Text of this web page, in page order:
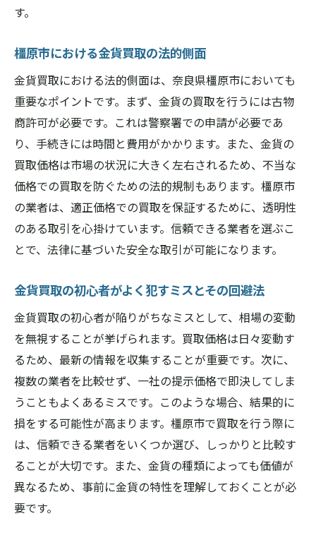
体験談をもとにしたアドバイス集
成功者に学ぶ金貨買取の心構え
失敗を防ぐための具体的な方法
す。
橿原市における金貨買取の法的側面
金貨買取における法的側面は、奈良県橿原市においても
重要なポイントです。まず、金貨の買取を行うには古物
商許可が必要です。これは警察署での申請が必要であ
り、手続きには時間と費用がかかります。また、金貨の
買取価格は市場の状況に大きく左右されるため、不当な
価格での買取を防ぐための法的規制もあります。橿原市
の業者は、適正価格での買取を保証するために、透明性
のある取引を心掛けています。信頼できる業者を選ぶこ
とで、法律に基づいた安全な取引が可能になります。
金貨買取の初心者がよく犯すミスとその回避法
金貨買取の初心者が陥りがちなミスとして、相場の変動
を無視することが挙げられます。買取価格は日々変動す
るため、最新の情報を収集することが重要です。次に、
複数の業者を比較せず、一社の提示価格で即決してしま
うこともよくあるミスです。このような場合、結果的に
損をする可能性が高まります。橿原市で買取を行う際に
は、信頼できる業者をいくつか選び、しっかりと比較す
ることが大切です。また、金貨の種類によっても価値が
異なるため、事前に金貨の特性を理解しておくことが必
要です。